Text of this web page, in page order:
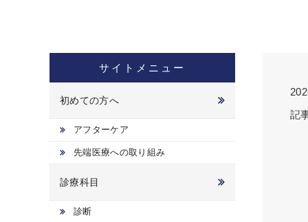
記
サイトメニュー
初めての方へ
アフターケア
先端医療への取り組み
診療科目
診断